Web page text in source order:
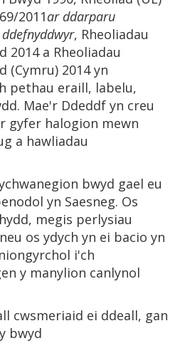
2011ar ddarparu
, Rheoliadau
2014 a Rheoliadau
(Cymru) 2014 yn
pethau eraill, labelu,
Mae'r Ddeddf yn creu
gyfer halogion mewn
a hawliadau
bwyd gael eu
yn Saesneg. Os
megis perlysiau
os ydych yn ei bacio yn
i'ch
y manylion canlynol
cwsmeriaid ei ddeall, gan
bwyd